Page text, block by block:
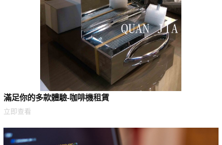
滿足你的多款體驗-咖啡機租賃
立即查看